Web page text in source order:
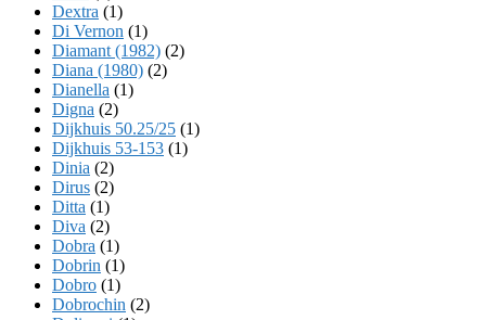
Dextra (1)
Di Vernon (1)
Diamant (1982) (2)
Diana (1980) (2)
Dianella (1)
Digna (2)
Dijkhuis 50.25/25 (1)
Dijkhuis 53-153 (1)
Dinia (2)
Dirus (2)
Ditta (1)
Diva (2)
Dobra (1)
Dobrin (1)
Dobro (1)
Dobrochin (2)